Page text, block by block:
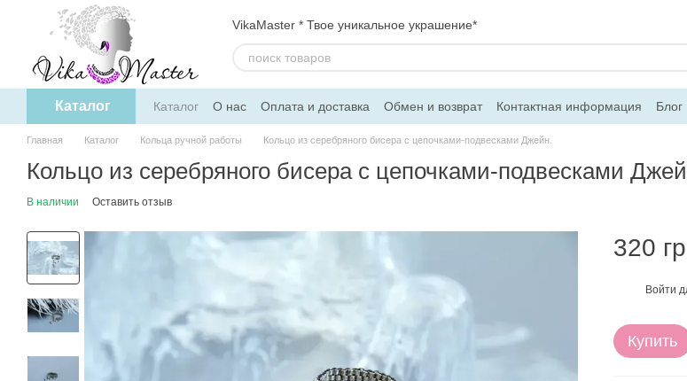
Перейти к основному контенту
VikaMaster * Твое уникальное украшение*
Каталог Каталог О нас Оплата и доставка Обмен и возврат Контактная информация Блог
Политика конфиденциальности
Договор оферти
Главная Каталог Кольца ручной работы Кольцо из серебряного бисера с цепочками-подвесками Джейн.
Кольцо из серебряного бисера с цепочками-подвесками
В наличии Оставить отзыв
320
Войти
Купить